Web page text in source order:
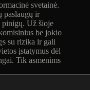
svetainė.
paslaugų ir
pinigų. Už šioje
be jokio
su rizika ir gali
įstatymus dėl
Tik asmenims